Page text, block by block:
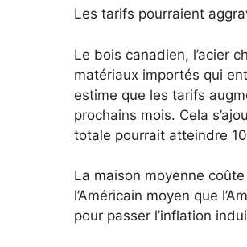
Les tarifs pourraient
Le bois canadien, l’acier
matériaux importés qui
estime que les tarifs
prochains mois. Cela
totale pourrait atteindre
La maison moyenne
l’Américain moyen que
pour passer l’inflation